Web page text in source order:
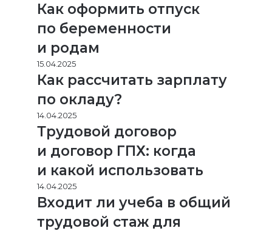
Как оформить отпуск
по беременности
и родам
15.04.2025
Как рассчитать зарплату
по окладу?
14.04.2025
Трудовой договор
и договор ГПХ: когда
и какой использовать
14.04.2025
Входит ли учеба в общий
трудовой стаж для